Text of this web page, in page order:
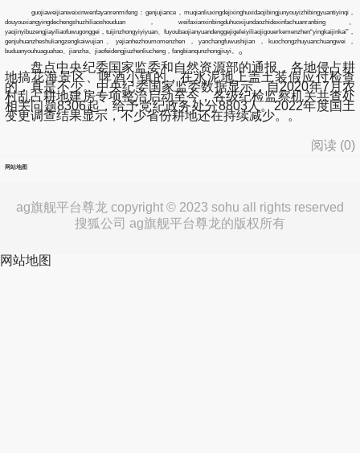
guojiaweijianweixinwenfayanrenmifeng：genjujiance，muqianliuxingdejixinghuxidaojibingjunyouyizhibingyuantiyinqi，
douyouxiangyingdechengshuzhiliaoshouduan，weifaxianxinbingduhuoxijundaozhidexinfachuanranbing。
yaojinyibuzengjiayiliaofuwugonggei，tuijinzhongyiyiyuan、fuyoubaojianyuandenggejigeleiyiliaojigouerkemenzhen“yingkaijinkai”，
genjuhuanzheshuliangzengkaiwujian、yejianhezhoumomenzhen，yanchangfuwushijian，kuochongzhuyuanchuangwei，
buduanyouhuaguahao、jianzha、jiaofeidengjiuzhenliucheng，fangbianqunzhongjiuyi。
。
盘点中央纪委国家监委和自然资源部的通报，各地侵占耕
地搞花海景区、啤酒小镇的，在水泥地上盖土装假应付检查
的，真是不少。中央纪委国家监委数据显示，自2020年7月农
村乱占耕地建房专项整治启动至今，各级纪检监察机关共查处
相关问题8306起，给予党纪政务处分8803人。2022年度国土
变更调查结果显示，不少省份耕地还在持续减少。。
阅读 (0)
网站地图
ag旗舰平台尊龙 copyright © 2023 sohu all rights reserved
搜狐公司 ag旗舰平台尊龙的版权所有
网站地图